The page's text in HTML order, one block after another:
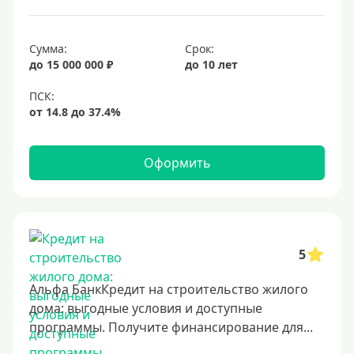
Долгосрочные
Год
3 года
4 года
6 лет
7 лет
8 лет
9 лет
10 лет
Сумма:
до 15 000 000 ₽
Срок:
до 10 лет
Оформить
5
Альфа БанкКредит на строительство жилого
дома: выгодные условия и доступные
программы. Получите финансирование для...